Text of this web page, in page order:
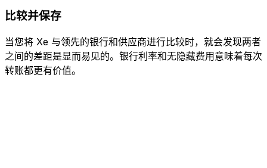
比较并保存
当您将 Xe 与领先的银行和供应商进行比较时，就会发现两者
之间的差距是显而易见的。银行利率和无隐藏费用意味着每次
转账都更有价值。